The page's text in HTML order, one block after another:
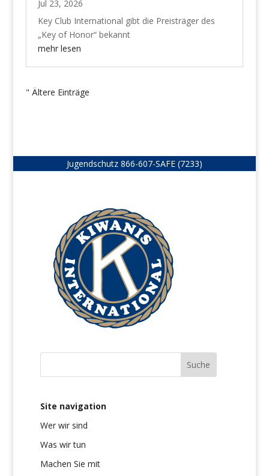
Jul 23, 2026
Key Club International gibt die Preisträger des
„Key of Honor“ bekannt
mehr lesen
" Ältere Einträge
Jugendschutz 866-607-SAFE (7233)
Site navigation
Wer wir sind
Was wir tun
Machen Sie mit